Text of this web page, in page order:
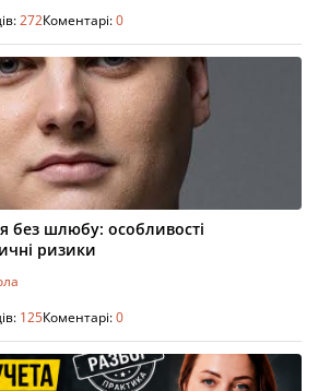
272Коментарі:0
без шлюбу: особливості
ризики
125Коментарі:0